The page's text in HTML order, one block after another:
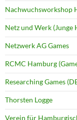
Nachwuchsworkshop
Netz und Werk (Junge
Netzwerk AG Games
RCMC Hamburg
Researching Games
Thorsten Logge
Verein für